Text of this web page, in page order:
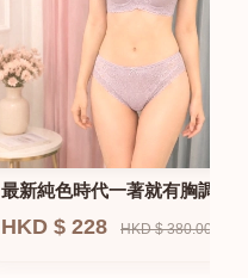
最新純色時代一著就有胸調整
衣-專治小胸 蝴蝶肌位矯正型內
HKD $ 228 HKD $ 380.00